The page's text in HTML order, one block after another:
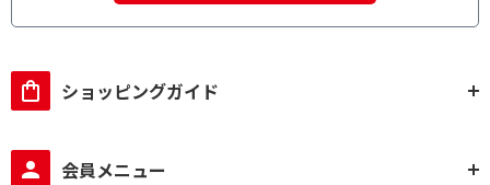
ショッピングガイド
会員メニュー